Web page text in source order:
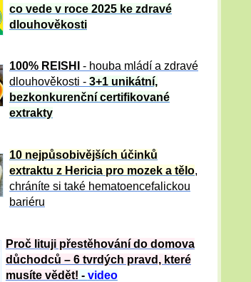
co vede v roce 2025 ke zdravé
dlouhověkosti
100% REISHI
- houba mládí a zdravé
dlouhověkosti - 3+1 unikátní,
bezkonkurenční certifikované
extrakty
10 nejpůsobivějších účinků
extraktu z Hericia pro mozek a tělo,
chráníte si také hematoencefalickou
bariéru
Proč lituji přestěhování do domova
důchodců – 6 tvrdých pravd, které
musíte vědět! - video